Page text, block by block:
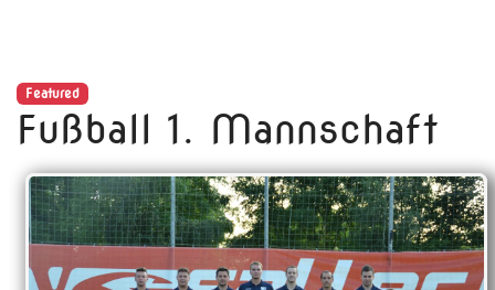
Featured
Fußball 1. Mannschaft